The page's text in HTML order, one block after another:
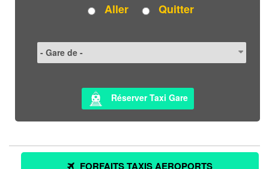
Aller Quitter
Réserver Taxi Gare
FORFAITS TAXIS AEROPORTS